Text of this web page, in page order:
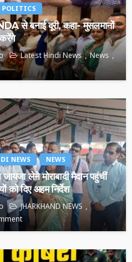
POLITICS
से बनाई दूरी, कहा- मुसलमानों
Latest Hindi News
News
NEWS NEWS
लेने मोराबादी मैदान पहुंचीं
को दिए अहम निर्देश
JHARKHAND NEWS